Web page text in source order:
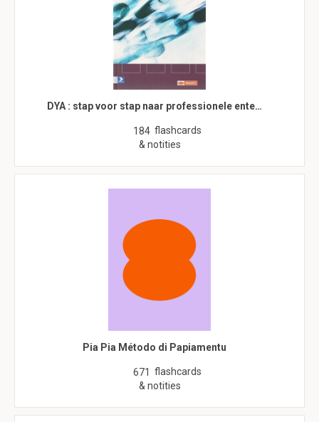
DYA : stap voor stap naar professionele ente…
184 flashcards
& notities
Pia Pia Método di Papiamentu
671 flashcards
& notities